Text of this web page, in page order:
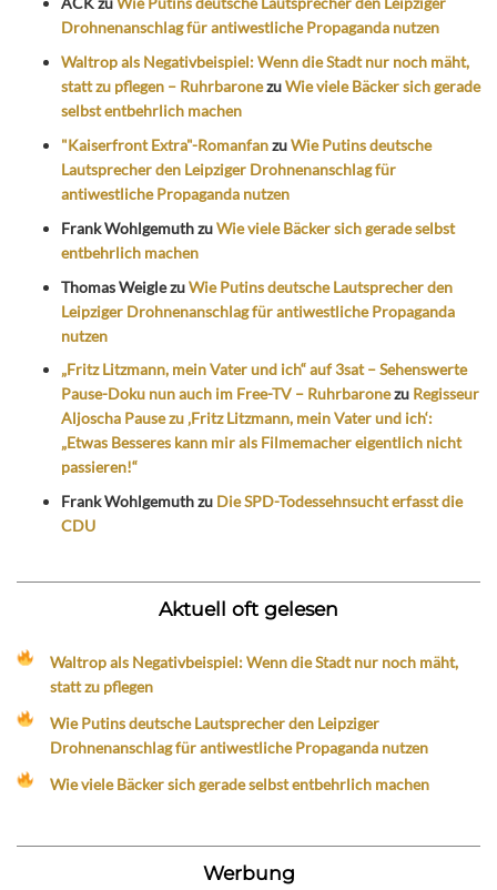
Drohnenanschlag für antiwestliche Propaganda nutzen
Waltrop als Negativbeispiel: Wenn die Stadt nur noch mäht,
statt zu pflegen – RuhrbaronezuWie viele Bäcker sich gerade
selbst entbehrlich machen
"Kaiserfront Extra"-RomanfanzuWie Putins deutsche
Lautsprecher den Leipziger Drohnenanschlag für
antiwestliche Propaganda nutzen
Frank WohlgemuthzuWie viele Bäcker sich gerade selbst
entbehrlich machen
Thomas WeiglezuWie Putins deutsche Lautsprecher den
Leipziger Drohnenanschlag für antiwestliche Propaganda
nutzen
„Fritz Litzmann, mein Vater und ich“ auf 3sat – Sehenswerte
Pause-Doku nun auch im Free-TV – Ruhrbaronezu Regisseur
Aljoscha Pause zu ‚Fritz Litzmann, mein Vater und ich‘:
„Etwas Besseres kann mir als Filmemacher eigentlich nicht
passieren!“
Frank Wohlgemuthzu Die SPD-Todessehnsucht erfasst die
CDU
Aktuell oft gelesen
Waltrop als Negativbeispiel: Wenn die Stadt nur noch mäht,
statt zu pflegen
Wie Putins deutsche Lautsprecher den Leipziger
Drohnenanschlag für antiwestliche Propaganda nutzen
Wie viele Bäcker sich gerade selbst entbehrlich machen
Werbung